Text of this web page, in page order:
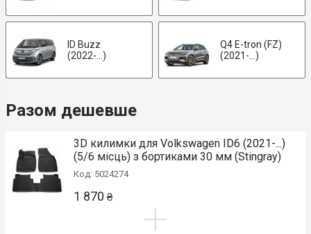
ID Buzz
(2022-...)
Q4 E-tron (FZ)
(2021-...)
Разом дешевше
3D килимки для Volkswagen ID6 (2021-...)
(5/6 місць) з бортиками 30 мм (Stingray)
Код: 5024274
1 870 ₴